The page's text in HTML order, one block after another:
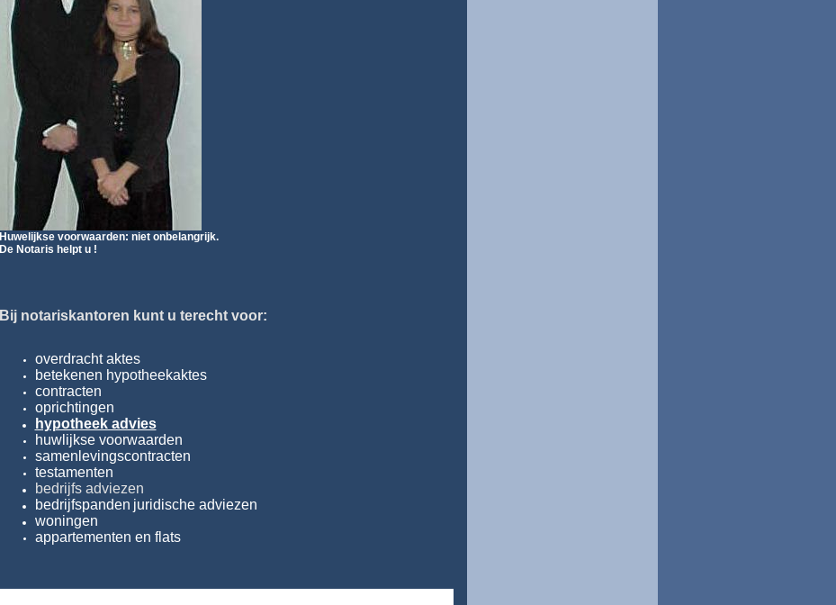
Huwelijkse voorwaarden: niet onbelangrijk.
De Notaris helpt u !
Bij notariskantoren kunt u terecht voor:
overdracht aktes
betekenen hypotheekaktes
contracten
oprichtingen
hypotheek advies
huwlijkse voorwaarden
samenlevingscontracten
testamenten
bedrijfs adviezen
bedrijfspanden juridische adviezen
woningen
appartementen en flats